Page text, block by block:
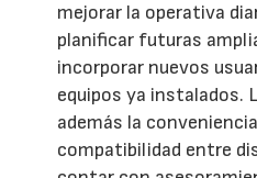
mejorar la operativa
planificar futuras
incorporar nuevos
equipos ya instalados.
además la
compatibilidad entre